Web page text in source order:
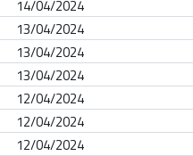
14/04/2024
13/04/2024
13/04/2024
13/04/2024
12/04/2024
12/04/2024
12/04/2024